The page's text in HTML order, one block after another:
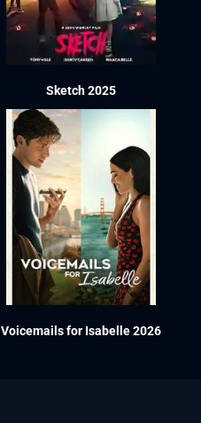
Sketch 2025
Voicemails for Isabelle 2026